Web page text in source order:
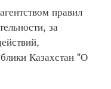
правил
за
Казахстан "О